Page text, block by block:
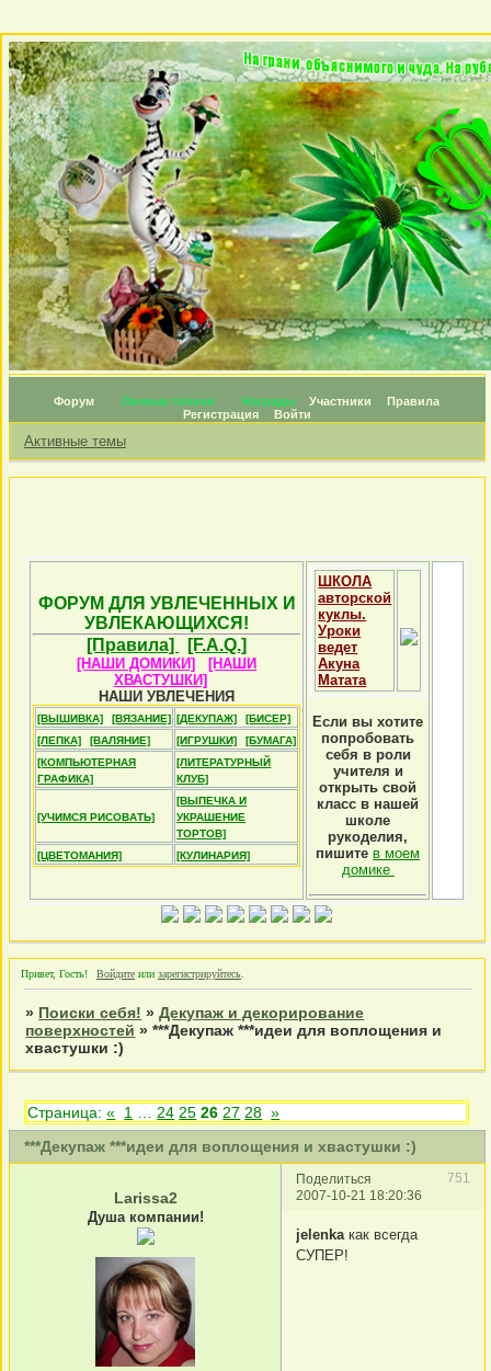
Форум Личные топики Награды Участники
Правила
Регистрация
Войти
Активные темы
ФОРУМ ДЛЯ УВЛЕЧЕННЫХ И
УВЛЕКАЮЩИХСЯ!
[Правила]
[F.A.Q.]
[НАШИ ДОМИКИ]
[НАШИ
ХВАСТУШКИ]
НАШИ УВЛЕЧЕНИЯ
[ВЫШИВКА] [ВЯЗАНИЕ] [ДЕКУПАЖ]
[БИСЕР]
[ЛЕПКА]
[ВАЛЯНИЕ] [ИГРУШКИ]
[БУМАГА]
[КОМПЬЮТЕРНАЯ
ГРАФИКА]
[ЛИТЕРАТУРНЫЙ
КЛУБ]
[УЧИМСЯ РИСОВАТЬ]
[ВЫПЕЧКА И
УКРАШЕНИЕ
ТОРТОВ]
[ЦВЕТОМАНИЯ]
[КУЛИНАРИЯ]
ШКОЛА
авторской
куклы.
Уроки
ведет
Акуна
Матата
Если вы хотите
попробовать
себя в роли
учителя и
открыть свой
класс в нашей
школе
рукоделия,
пишите в моем
домике
Привет, Гость! Войдите или зарегистрируйтесь
» Поиски себя! »Декупаж и декорирование
поверхностей »***Декупаж ***идеи для воплощения и
хвастушки :)
***Декупаж ***идеи для воплощения и хвастушки :)
Страница:« 1 24 25 26 27 28 »
Поделиться
751
2007-10-21 18:20:36
Larissa2
Душа компании!
jelenka как всегда
СУПЕР!